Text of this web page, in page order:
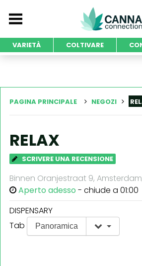
VARIETÀ COLTIVARE
PAGINA PRINCIPALE NEGOZI
RELAX
SCRIVERE UNA RECENSIONE
Binnen Oranjestraat 9, Amsterdam,
Aperto adesso - chiude a 01:00
DISPENSARY
Tab
Panoramica